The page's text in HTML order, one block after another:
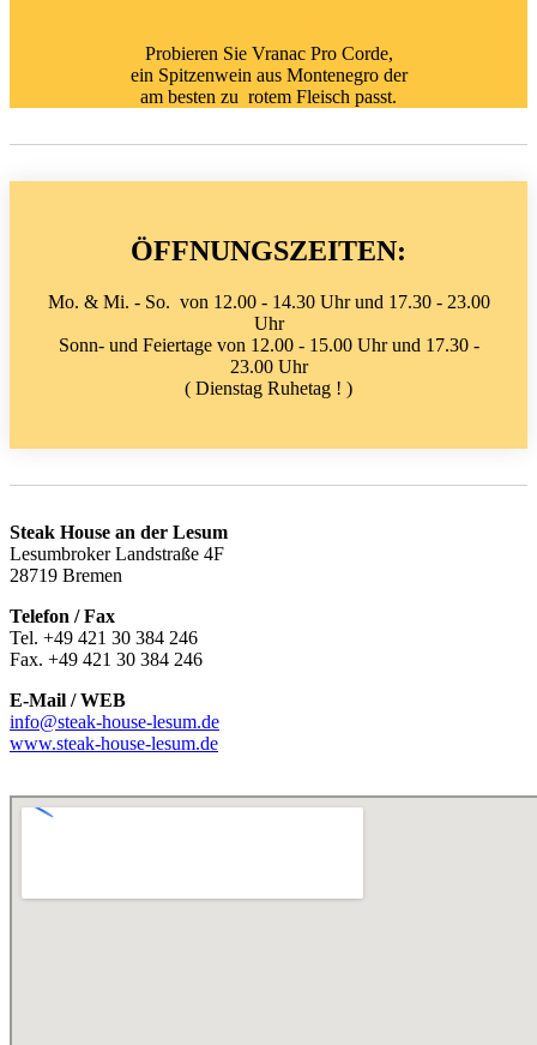
Probieren Sie Vranac Pro Corde,
ein Spitzenwein aus Montenegro der
am besten zu rotem Fleisch passt.
ÖFFNUNGSZEITEN:
Mo. & Mi. - So. von 12.00 - 14.30 Uhr und 17.30 - 23.00
Uhr
Sonn- und Feiertage von 12.00 - 15.00 Uhr und 17.30 -
23.00 Uhr
( Dienstag Ruhetag ! )
Steak House an der Lesum
Lesumbroker Landstraße 4F
28719 Bremen
Telefon / Fax
Tel. +49 421 30 384 246
Fax. +49 421 30 384 246
E-Mail / WEB
info@steak-house-lesum.de
www.steak-house-lesum.de